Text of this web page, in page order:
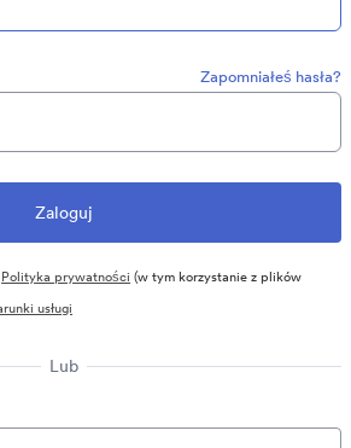
Zapomniałeś hasła?
Polityka prywatności (w tym korzystanie z plików
usługi
Lub